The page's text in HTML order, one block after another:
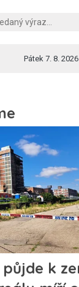
Pátek 7. 8. 2026